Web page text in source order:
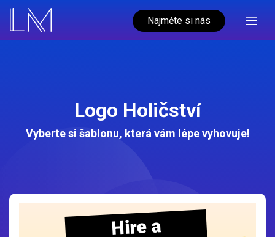
Najměte si nás
Logo Holičství
Vyberte si šablonu, která vám lépe vyhovuje!
Hire a